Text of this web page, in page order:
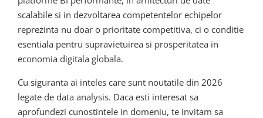
scalabile si in dezvoltarea competentelor echipelor
reprezinta nu doar o prioritate competitiva, ci o conditie
esentiala pentru supravietuirea si prosperitatea in
economia digitala globala.
Cu siguranta ai inteles care sunt noutatile din 2026
legate de data analysis. Daca esti interesat sa
aprofundezi cunostintele in domeniu, te invitam sa